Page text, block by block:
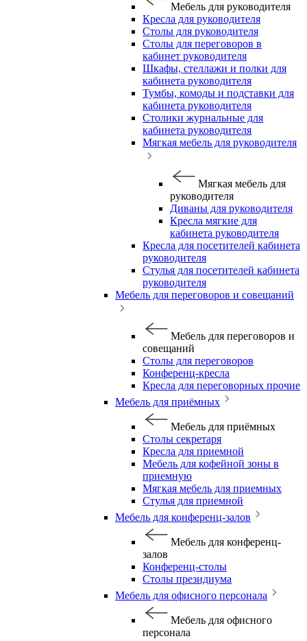
Мебель для руководителя
Кресла для руководителя
Столы для руководителя
Столы для переговоров в
кабинет руководителя
Шкафы, стеллажи и полки для
кабинета руководителя
Тумбы, комоды и подставки для
кабинета руководителя
Столики журнальные для
кабинета руководителя
Мягкая мебель для руководителя
Мягкая мебель для
руководителя
Диваны для руководителя
Кресла мягкие для
кабинета руководителя
Кресла для посетителей кабинета
руководителя
Стулья для посетителей кабинета
руководителя
Мебель для переговоров и совещаний
Мебель для переговоров и
совещаний
Столы для переговоров
Конференц-кресла
Кресла для переговорных прочие
Мебель для приёмных
Мебель для приёмных
Столы секретаря
Кресла для приемной
Мебель для кофейной зоны в
приемную
Мягкая мебель для приемных
Стулья для приемной
Мебель для конференц-залов
Мебель для конференц-
залов
Конференц-столы
Столы президиума
Мебель для офисного персонала
Мебель для офисного
персонала